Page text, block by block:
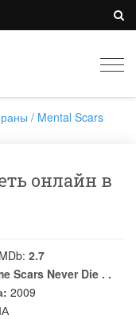
/ Mental Scars
онлайн в
2.7
Scars Never Die . .
2009